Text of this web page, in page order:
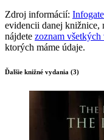
Zdroj informácií:
evidencii danej knižnice,
nájdete zoznam
ktorých máme údaje.
Ďalšie knižné vydania (3)